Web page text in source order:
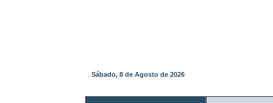
Sábado, 8 de Agosto de 2026